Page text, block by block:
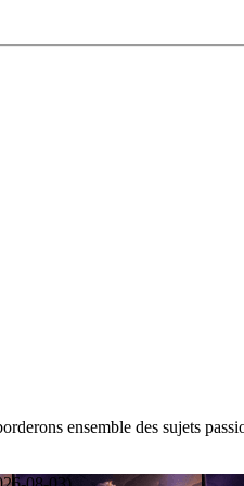
ensemble des sujets